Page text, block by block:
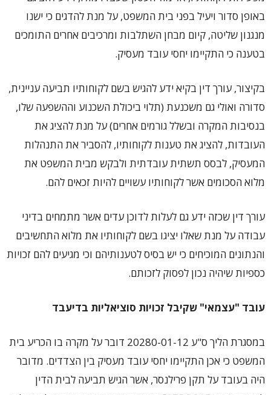
באופן סדור ויעיל בפני בית המשפט, על מנת להדגים כי ישנו
מנגנון שליטה, קיום מבחן השתלבות ומרכיבים אחרים התומכים
בטענה כי התקיימו יחסי עובד מעסיק.
בקיצור, עורך דין בקיא ידע להגיש בשם לקוחותיו תביעה עניינית,
סדורה ואולי גם משכנעת (תלוי ביכולת השכנוע וההשפעה שלו,
בנסיבות המקרה ובשלל גורמים אחרים) על מנת להציג את
העובדות, להציג את טענות לקוחותיו, להסביר את התנהלות
המעסיק, לבסס תשתית עובדתית ולבקש מבית המשפט את
מלוא הסכומים אשר לקוחותיו עשויים להיות זכאים להם.
עורך דין שכזה ידע גם לעלות לדוכן עדים אשר מתמחים בדיני
עבודה על מנת שאלו יציגו בשם לקוחותיו את מלוא התחשיבים
והנתונים המוכיחים כי יש בסיס לטענותיהם וכי מגיעים להם זכויות
כספיות שיהיה נכון לפסוק לזכותם.
עובד "עצמאי" שקיבל זכויות סוציאליות בדיעבד
במסגרת הליך ס"ע 20280-01-12 דובר על מקרה בו הכריע בית
המשפט כי אכן התקיימו יחסי עובד מעסיק בין הצדדים. מדובר
היה בעובד על תקן פרילנסר, אשר הגיש תביעה לבית הדין